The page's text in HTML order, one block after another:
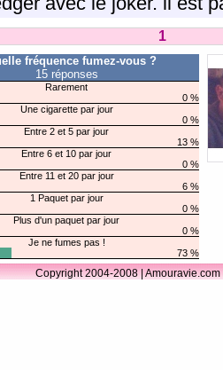
1
fréquence fumez-vous ?
15 réponses
Rarement
0 %
Une cigarette par jour
0 %
Entre 2 et 5 par jour
13 %
Entre 6 et 10 par jour
0 %
Entre 11 et 20 par jour
6 %
1 Paquet par jour
0 %
Plus d'un paquet par jour
0 %
Je ne fumes pas !
73 %
Copyright 2004-2008 |